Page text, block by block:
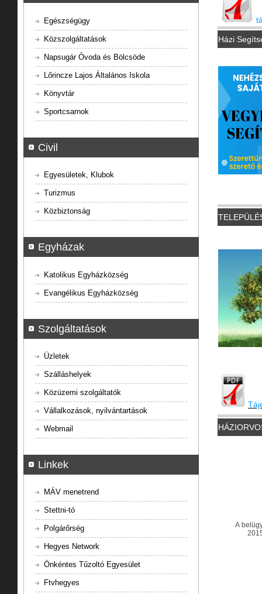
Házi
A
Egészségügy
Közszolgáltatások
Napsugár Óvoda és Bölcsöde
Lőrincze Lajos Általános Iskola
Könyvtár
Sportcsarnok
Civil
Egyesületek, Klubok
Turizmus
Közbiztonság
Egyházak
Katolikus Egyházközség
Evangélikus Egyházközség
Szolgáltatások
Üzletek
Szálláshelyek
Közüzemi szolgáltatók
Vállalkozások, nyilvántartások
Webmail
Linkek
MÁV menetrend
Stettni-tó
Polgárőrség
Hegyes Network
Önkéntes Tűzoltó Egyesület
Ftvhegyes